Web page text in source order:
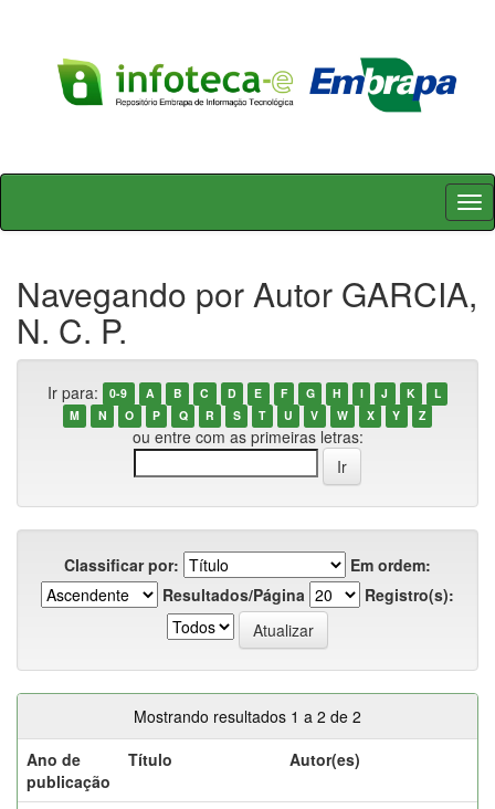
Skip
Navegando por Autor GARCIA,
N. C. P.
Ir para: 0-9 A B C D E F G H I J K
L
M
N O P Q R S T U V W X Y Z
ou entre com as primeiras letras:
Classificar por:
Em ordem:
Resultados/Página
Registro(s):
Mostrando resultados 1 a 2 de 2
Ano de
publicação
Título Autor(es)